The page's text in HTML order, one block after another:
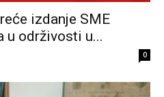
izdanje SME
u održivosti u...
0